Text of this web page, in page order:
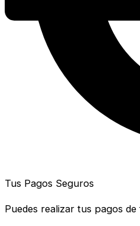
Tus Pagos Seguros
Puedes realizar tus pagos